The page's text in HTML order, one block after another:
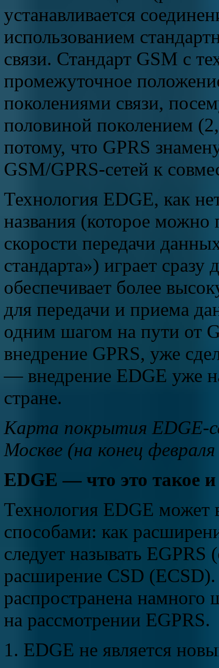
устанавливается
использованием
связи. Стандарт GSM с
промежуточное
поколениями связи,
половиной поколением
потому, что GPRS
GSM/GPRS-сетей к
Технология EDGE, как
названия (которое можно
скорости передачи
стандарта») играет
обеспечивает более
для передачи и приема
одним шагом на пути от
внедрение GPRS, уже
— внедрение EDGE уже
стране.
Карта покрытия EDGE-
Москве (на конец
EDGE — что это такое и
Технология EDGE может
способами: как
следует называть
расширение CSD
распространена
на рассмотрении EGPRS.
1. EDGE не является